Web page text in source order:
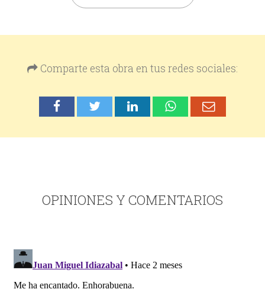
Comparte esta obra en tus redes sociales:
OPINIONES Y COMENTARIOS